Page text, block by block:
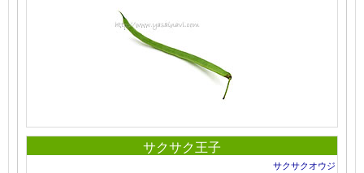
サクサク王子
サクサクオウジ